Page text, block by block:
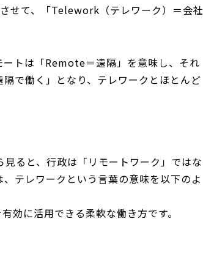
せて、「Telework（テレワーク）＝会社
トは「Remote＝遠隔」を意味し、それ
で働く」となり、テレワークとほとんど
ると、行政は「リモートワーク」ではな
テレワークという言葉の意味を以下のよ
効に活用できる柔軟な働き方です。